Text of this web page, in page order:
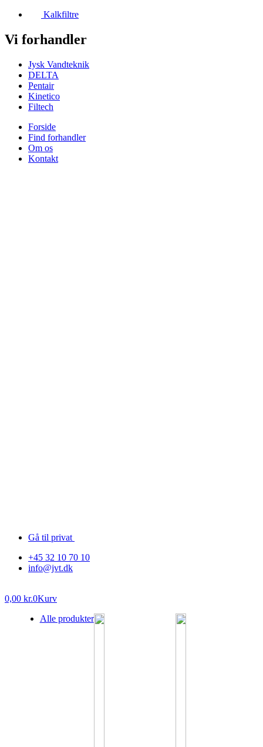
Kalkfiltre
Vi forhandler
Jysk Vandteknik
DELTA
Pentair
Kinetico
Filtech
Forside
Find forhandler
Om os
Kontakt
Gå til privat
+45 32 10 70 10
info@jvt.dk
0,00 kr.0Kurv
Alle produkter